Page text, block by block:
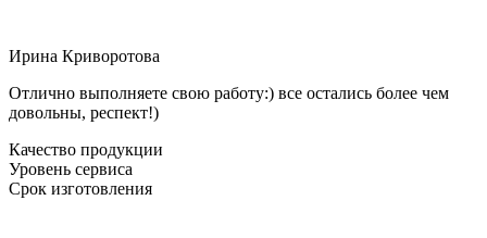
Ирина Криворотова
Отлично выполняете свою работу:) все остались более чем
довольны, респект!)
Качество продукции
Уровень сервиса
Срок изготовления